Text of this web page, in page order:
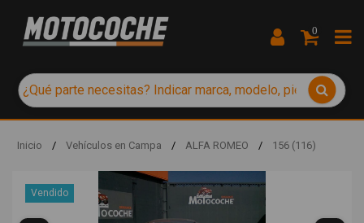
0
Inicio / Vehículos en Campa / ALFA ROMEO / 156 (116)
Vendido